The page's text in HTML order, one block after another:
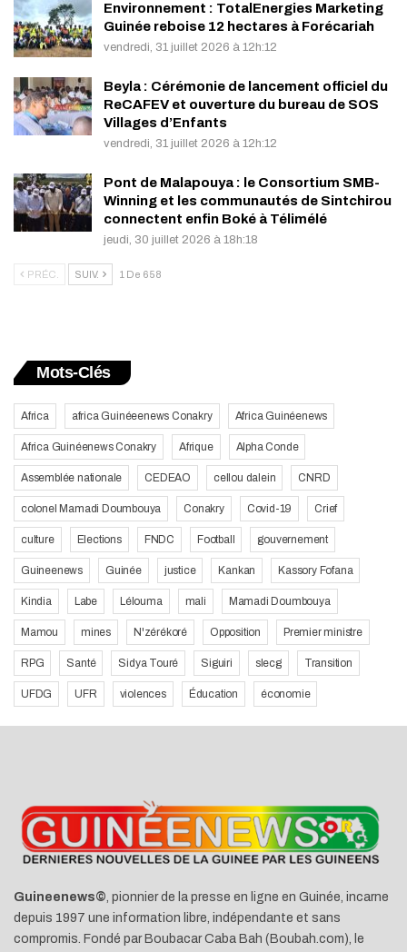
Environnement : TotalEnergies Marketing
Guinée reboise 12 hectares à Forécariah
vendredi, 31 juillet 2026 à 12h:12
Beyla : Cérémonie de lancement officiel du
ReCAFEV et ouverture du bureau de SOS
Villages d’Enfants
vendredi, 31 juillet 2026 à 12h:12
Pont de Malapouya : le Consortium SMB-
Winning et les communautés de Sintchirou
connectent enfin Boké à Télimélé
jeudi, 30 juillet 2026 à 18h:18
PRÉC. SUIV. 1 De 658
Mots-Clés
Africa africa Guinéeenews Conakry Africa Guinéenews
Africa Guinéenews Conakry Afrique Alpha Conde
Assemblée nationale CEDEAO cellou dalein CNRD
colonel Mamadi Doumbouya Conakry Covid-19 Crief
culture Elections FNDC Football gouvernement
Guineenews Guinée justice Kankan Kassory Fofana
Kindia Labe Lélouma mali Mamadi Doumbouya
Mamou mines N'zérékoré Opposition Premier ministre
RPG Santé Sidya Touré Siguiri slecg Transition
UFDG UFR violences Éducation économie
Guineenews©, pionnier de la presse en ligne en Guinée, incarne
depuis 1997 une information libre, indépendante et sans
compromis. Fondé par Boubacar Caba Bah (Boubah.com), le